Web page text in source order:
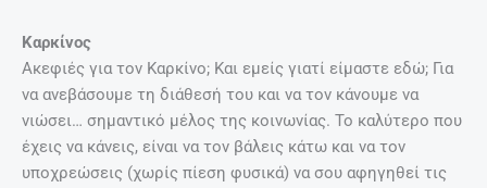
Καρκίνος
Ακεφιές για τον Καρκίνο; Και εμείς γιατί είμαστε εδώ; Για
να ανεβάσουμε τη διάθεσή του και να τον κάνουμε να
νιώσει… σημαντικό μέλος της κοινωνίας. Το καλύτερο που
έχεις να κάνεις, είναι να τον βάλεις κάτω και να τον
υποχρεώσεις (χωρίς πίεση φυσικά) να σου αφηγηθεί τις